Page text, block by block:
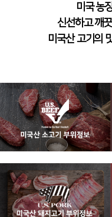
미국 농
신선하고 깨
미국산 고기의